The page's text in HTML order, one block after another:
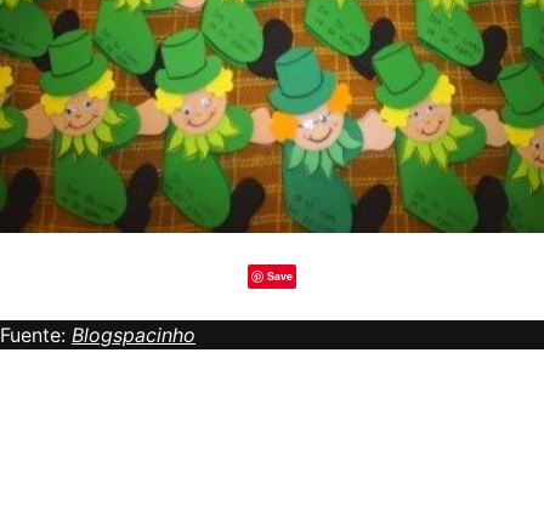
Save
Fuente: Blogspacinho